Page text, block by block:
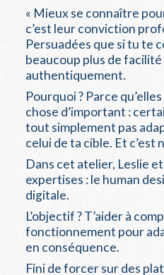
« Mieux se connaître
c’est leur conviction
Persuadées que si tu te
beaucoup plus de
authentiquement.
Pourquoi ? Parce
chose d’important :
tout simplement pas
celui de ta cible. Et c’est
Dans cet atelier, Leslie
expertises : le human
digitale.
L’objectif ? T’aider à
fonctionnement pour
en conséquence.
Fini de forcer sur des